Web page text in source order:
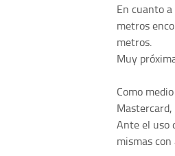
En cuanto
metros
metros.
Muy
Como
Mastercard,
Ante el uso
mismas